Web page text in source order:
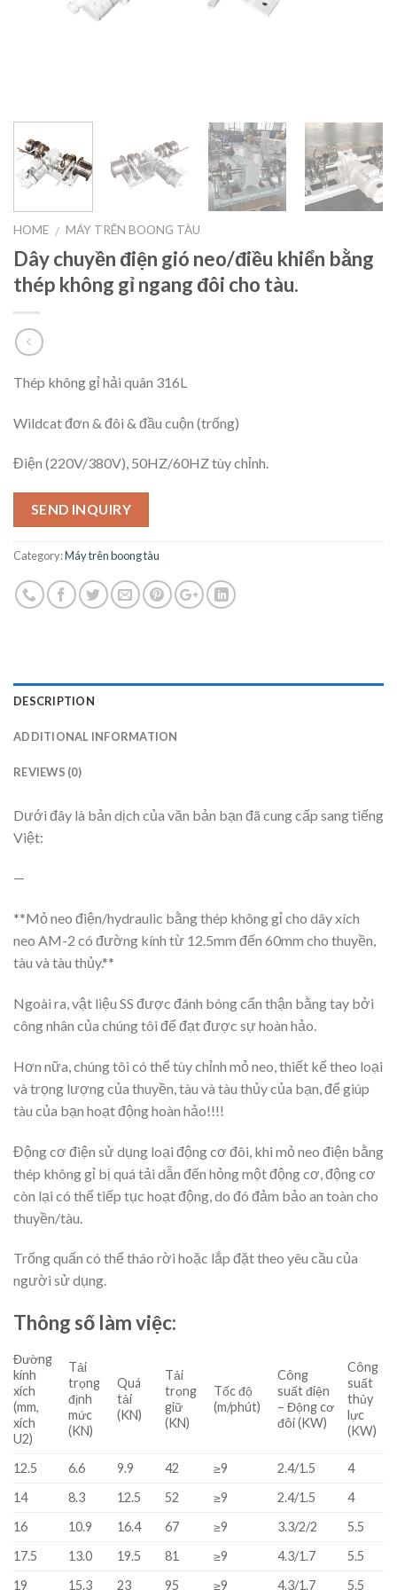
HOME / MÁY TRÊN BOONG TÀU
Dây chuyền điện gió neo/điều khiển bằng
thép không gỉ ngang đôi cho tàu.
Thép không gỉ hải quân 316L
Wildcat đơn & đôi & đầu cuộn (trống)
Điện (220V/380V), 50HZ/60HZ tùy chỉnh.
SEND INQUIRY
Category:Máy trên boong tàu
DESCRIPTION
ADDITIONAL INFORMATION
REVIEWS (0)
Dưới đây là bản dịch của văn bản bạn đã cung cấp sang tiếng
Việt:
—
**Mỏ neo điện/hydraulic bằng thép không gỉ cho dây xích
neo AM-2 có đường kính từ 12.5mm đến 60mm cho thuyền,
tàu và tàu thủy.**
Ngoài ra, vật liệu SS được đánh bóng cẩn thận bằng tay bởi
công nhân của chúng tôi để đạt được sự hoàn hảo.
Hơn nữa, chúng tôi có thể tùy chỉnh mỏ neo, thiết kế theo loại
và trọng lượng của thuyền, tàu và tàu thủy của bạn, để giúp
tàu của bạn hoạt động hoàn hảo!!!!
Động cơ điện sử dụng loại động cơ đôi, khi mỏ neo điện bằng
thép không gỉ bị quá tải dẫn đến hỏng một động cơ, động cơ
còn lại có thể tiếp tục hoạt động, do đó đảm bảo an toàn cho
thuyền/tàu.
Trống quấn có thể tháo rời hoặc lắp đặt theo yêu cầu của
người sử dụng.
Thông số làm việc:
Đường
kính
xích
(mm,
xích
U2)
Tải
trọng
định
mức
(KN)
Quá
tải
(KN)
Tải
trọng
giữ
(KN)
Tốc độ
(m/phút)
Công
suất điện
– Động cơ
đôi (KW)
Công
suất
thủy
lực
(KW)
12.5 6.6 9.9 42 ≥9 2.4/1.5
4
14
8.3 12.5 52 ≥9 2.4/1.5
4
16
10.9 16.4 67 ≥9 3.3/2/2
5.5
17.5
13.0 19.5 81 ≥9 4.3/1.7
5.5
19
15.3 23 95 ≥9 4.3/1.7 5.5